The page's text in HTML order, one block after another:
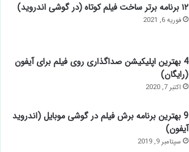
۱۲ برنامه برتر ساخت فیلم کوتاه (در گوشی اندروید)
فوریه 6, 2021
4 بهترین اپلیکیشن صداگذاری روی فیلم برای آیفون
(رایگان)
اکتبر 7, 2020
9 بهترین برنامه برش فیلم در گوشی موبایل (اندروید
آیفون)
سپتامبر 9, 2019